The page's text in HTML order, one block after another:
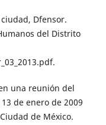
Dfensor.
del Distrito
una reunión del
de enero de 2009
de México.